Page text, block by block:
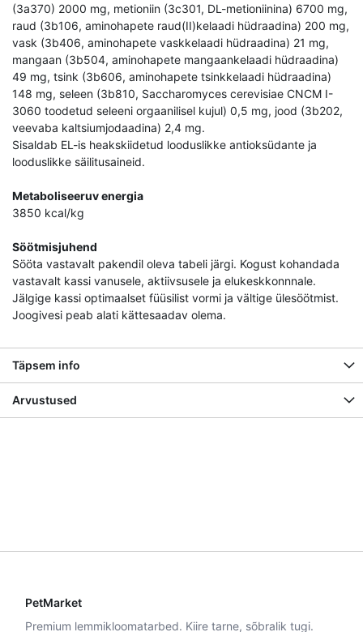
(3a370) 2000 mg, metioniin (3c301, DL-metioniinina) 6700 mg,
raud (3b106, aminohapete raud(II)kelaadi hüdraadina) 200 mg,
vask (3b406, aminohapete vaskkelaadi hüdraadina) 21 mg,
mangaan (3b504, aminohapete mangaankelaadi hüdraadina)
49 mg, tsink (3b606, aminohapete tsinkkelaadi hüdraadina)
148 mg, seleen (3b810, Saccharomyces cerevisiae CNCM I-
3060 toodetud seleeni orgaanilisel kujul) 0,5 mg, jood (3b202,
veevaba kaltsiumjodaadina) 2,4 mg.
Sisaldab EL-is heakskiidetud looduslikke antioksüdante ja
looduslikke säilitusaineid.
Metaboliseeruv energia
3850 kcal/kg
Söötmisjuhend
Sööta vastavalt pakendil oleva tabeli järgi. Kogust kohandada
vastavalt kassi vanusele, aktiivsusele ja elukeskkonnnale.
Jälgige kassi optimaalset füüsilist vormi ja vältige ülesöötmist.
Joogivesi peab alati kättesaadav olema.
Täpsem info
Arvustused
PetMarket
Premium lemmikloomatarbed. Kiire tarne, sõbralik tugi.